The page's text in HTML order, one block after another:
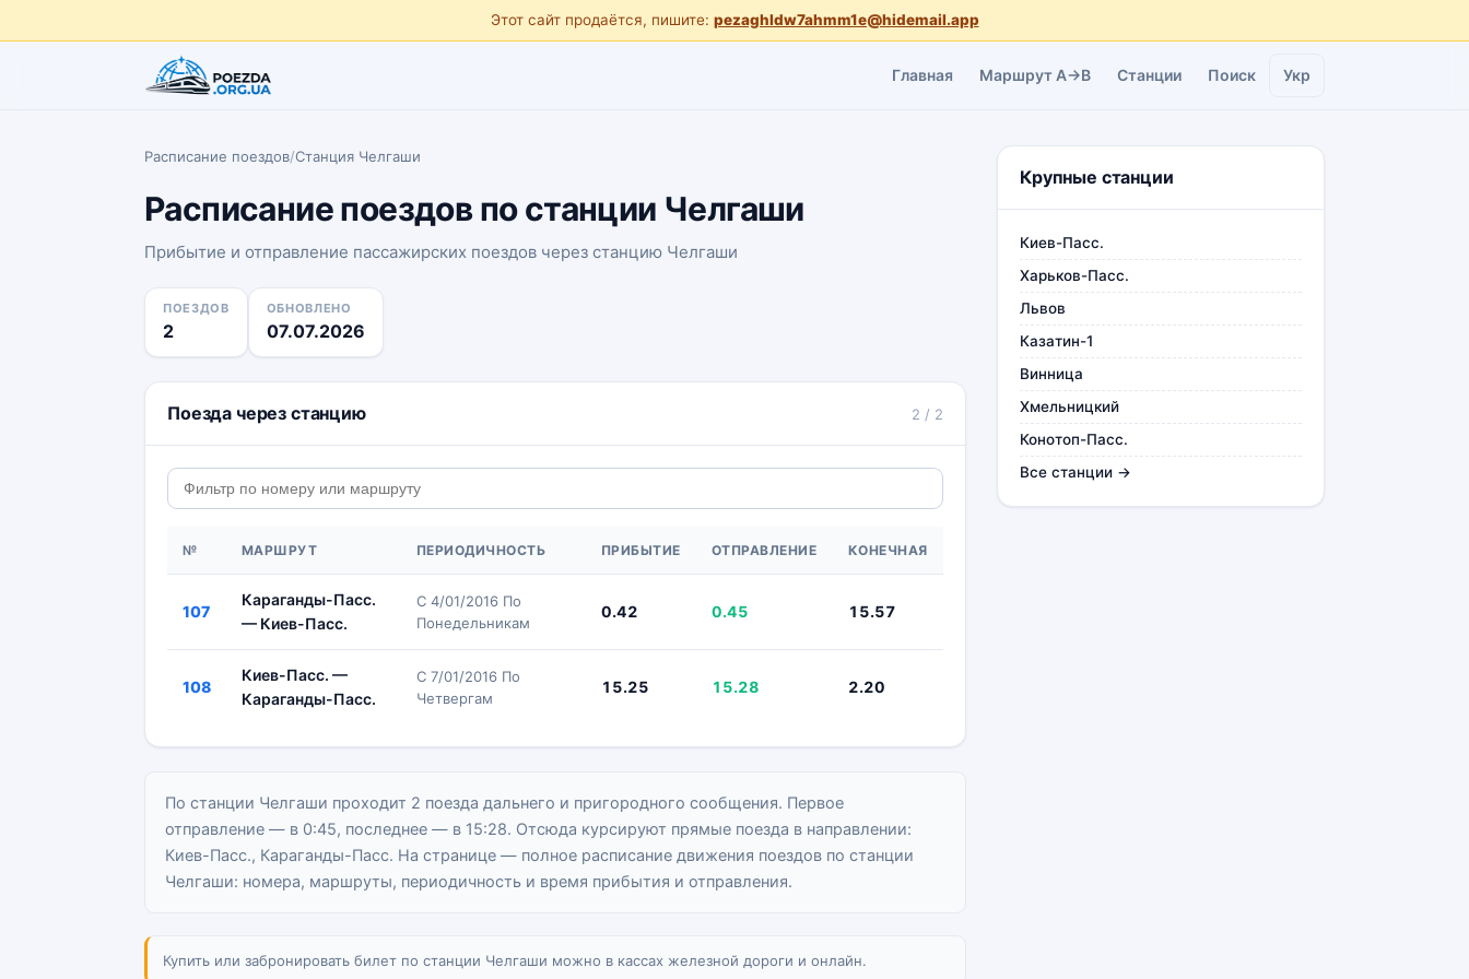
Этот сайт продаётся, пишите: pezaghldw7ahmm1e@hidemail.app
Главная Маршрут A→B Станции Поиск Укр
Расписание поездов/Станция Челгаши
Расписание поездов по станции Челгаши
Прибытие и отправление пассажирских поездов через станцию Челгаши
ПОЕЗДОВ
2
ОБНОВЛЕНО
07.07.2026
Поезда через станцию 2 / 2
№ МАРШРУТ ПЕРИОДИЧНОСТЬ ПРИБЫТИЕ ОТПРАВЛЕНИЕ КОНЕЧНАЯ
107
Караганды-Пасс.
— Киев-Пасс.
С 4/01/2016 По
Понедельникам
0.42 0.45 15.57
108
Киев-Пасс. —
Караганды-Пасс.
С 7/01/2016 По
Четвергам
15.25 15.28 2.20
По станции Челгаши проходит 2 поезда дальнего и пригородного сообщения. Первое
отправление — в 0:45, последнее — в 15:28. Отсюда курсируют прямые поезда в направлении:
Киев-Пасс., Караганды-Пасс. На странице — полное расписание движения поездов по станции
Челгаши: номера, маршруты, периодичность и время прибытия и отправления.
Купить или забронировать билет по станции Челгаши можно в кассах железной дороги и онлайн.
Крупные станции
Киев-Пасс.
Харьков-Пасс.
Львов
Казатин-1
Винница
Хмельницкий
Конотоп-Пасс.
Все станции →